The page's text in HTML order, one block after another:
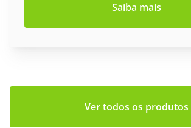
Saiba mais
Ver todos os produtos